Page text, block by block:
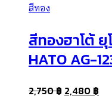
สีทอง
สีทองฮาโต้ ยุ
HATO AG-
2,750฿ 2,480 ฿